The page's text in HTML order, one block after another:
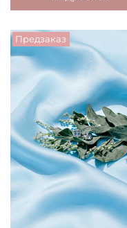
Предзаказ